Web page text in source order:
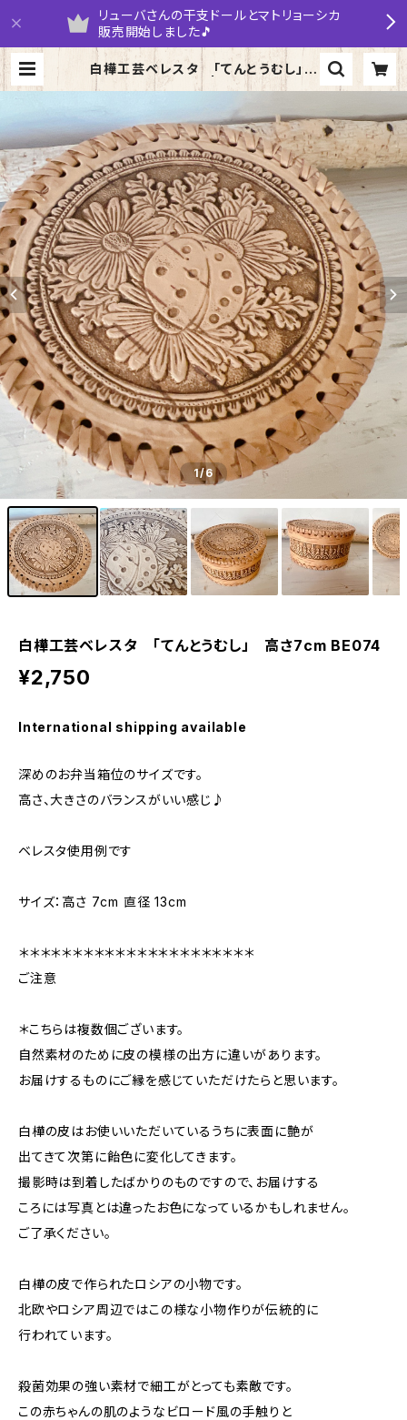
リューバさんの干支ドールとマトリョーシカ
販売開始しました🎵
白樺工芸ベレスタ 「てんとうむし」
高さ7cm BE074 | yarumaruka
1/6
白樺工芸ベレスタ 「てんとうむし」 高さ7cm BE074
¥2,750
International shipping available
深めのお弁当箱位のサイズです。
高さ、大きさのバランスがいい感じ♪
ベレスタ使用例です
サイズ：高さ 7cm 直径 13cm
＊＊＊＊＊＊＊＊＊＊＊＊＊＊＊＊＊＊＊＊＊＊
ご注意
＊こちらは複数個ございます。
自然素材のために皮の模様の出方に違いがあります。
お届けするものにご縁を感じていただけたらと思います。
白樺の皮はお使いいただいているうちに表面に艶が
出てきて次第に飴色に変化してきます。
撮影時は到着したばかりのものですので、お届けする
ころには写真とは違ったお色になっているかもしれません。
ご了承ください。
白樺の皮で作られたロシアの小物です。
北欧やロシア周辺ではこの様な小物作りが伝統的に
行われています。
殺菌効果の強い素材で細工がとっても素敵です。
この赤ちゃんの肌のようなビロード風の手触りと